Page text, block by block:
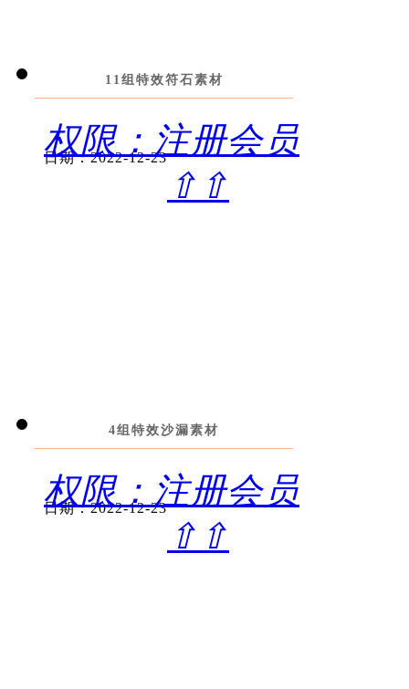
11组特效符石素材
权限：注册会员
⇧⇧
日期：2022-12-23
4组特效沙漏素材
权限：注册会员
⇧⇧
日期：2022-12-23